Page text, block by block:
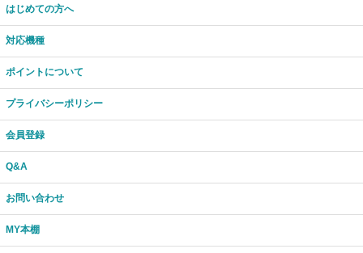
はじめての方へ
対応機種
ポイントについて
プライバシーポリシー
会員登録
Q&A
お問い合わせ
MY本棚